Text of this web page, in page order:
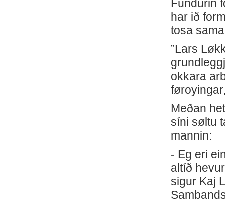
Fundurin
har ið
tosa
”Lars
okkara
Meðan
síni søltu
mannin:
- Eg eri
altíð
sigur Kaj